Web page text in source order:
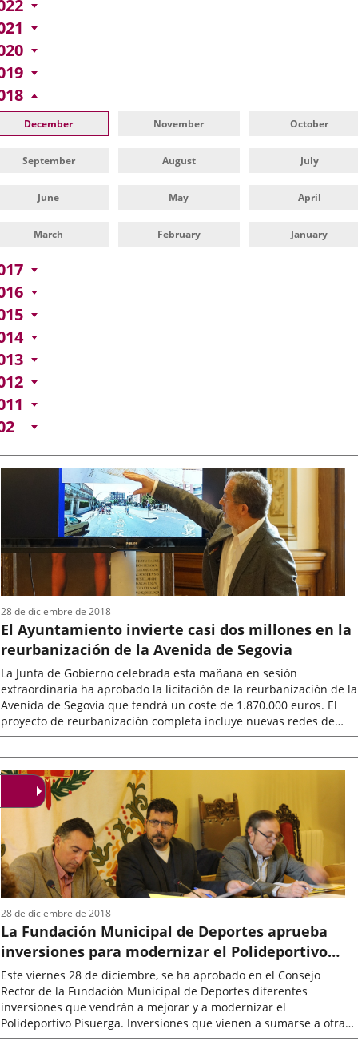
December November October
September August July
June May April
March February January
El Ayuntamiento invierte casi dos millones en la
reurbanización de la Avenida de Segovia
La Junta de Gobierno celebrada esta mañana en sesión
extraordinaria ha aprobado la licitación de la reurbanización de la
Avenida de Segovia que tendrá un coste de 1.870.000 euros. El
proyecto de reurbanización completa incluye nuevas redes de
abastecimiento...
de
la
28 de diciembre de 2018
La Fundación Municipal de Deportes aprueba
inversiones para modernizar el Polideportivo
Pisuerga
Este viernes 28 de diciembre, se ha aprobado en el Consejo
Rector de la Fundación Municipal de Deportes diferentes
inversiones que vendrán a mejorar y a modernizar el
Polideportivo Pisuerga. Inversiones que vienen a sumarse a otras
que ya se están acometiendo,...
28 de diciembre de 2018